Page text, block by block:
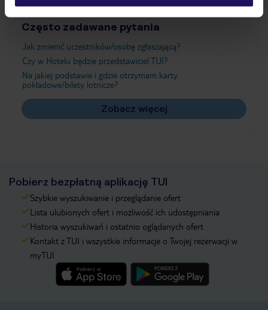
Często zadawane pytania
Jak zmienić uczestników/osobę zgłaszającą?
Czy w Hotelu będzie przedstawiciel TUI?
Na jakiej podstawie i gdzie otrzymam karty
pokładowe/bilety lotnicze?
Zobacz więcej
Pobierz bezpłatną aplikację TUI
Szybkie wyszukiwanie i przeglądanie ofert
Lista ulubionych ofert i możliwość ich udostępniania
Historia wyszukiwań i ostatnio oglądanych ofert
Kontakt z TUI i wszystkie informacje o Twojej rezerwacji w
myTUI